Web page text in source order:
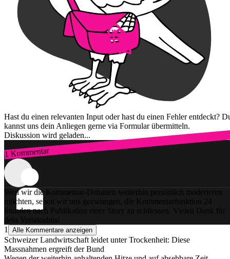
Hast du einen relevanten Input oder hast du einen Fehler entdeckt?
kannst uns dein Anliegen gerne via Formular übermitteln.
Diskussion wird geladen...
1 Kommentar
Zum Login
Weil wir die Kommentar-Debatten weiterhin persönlich moderieren
möchten, sehen wir uns gezwungen, die Kommentarfunktion 24
Stunden nach Publikation einer Story zu schliessen. Vielen Dank für
dein Verständnis!
1
Alle Kommentare anzeigen
Schweizer Landwirtschaft leidet unter Trockenheit: Diese
Massnahmen ergreift der Bund